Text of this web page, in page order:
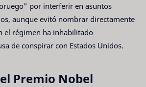
por interferir en asuntos
aunque evitó nombrar directamente
el régimen ha inhabilitado
de conspirar con Estados Unidos.
Premio Nobel